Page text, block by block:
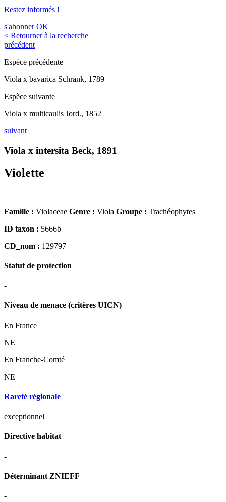
Restez informés !
s'abonner OK
< Retourner à la recherche
précédent
Espèce précédente
Viola x bavarica Schrank, 1789
Espèce suivante
Viola x multicaulis Jord., 1852
suivant
Viola x intersita Beck, 1891
Violette
Famille : Violaceae Genre : Viola Groupe : Trachéophytes
ID taxon : 5666b
CD_nom : 129797
Statut de protection
-
Niveau de menace (critères UICN)
En France
NE
En Franche-Comté
NE
Rareté régionale
exceptionnel
Directive habitat
-
Déterminant ZNIEFF
-